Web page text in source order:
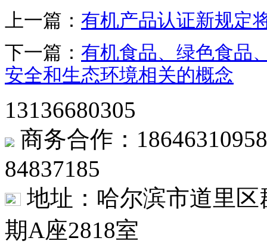
上一篇： 有机产品认证新规定
下一篇： 有机食品、绿色食品
安全和生态环境相关的概念
13136680305
商务合作：
84837185
地址：哈尔滨市道里
期A座2818室